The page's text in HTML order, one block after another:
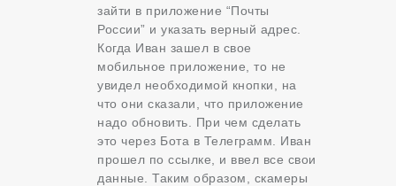
зайти в приложение “Почты
России” и указать верный адрес.
Когда Иван зашел в свое
мобильное приложение, то не
увидел необходимой кнопки, на
что они сказали, что приложение
надо обновить. При чем сделать
это через Бота в Телеграмм. Иван
прошел по ссылке, и ввел все свои
данные. Таким образом, скамеры